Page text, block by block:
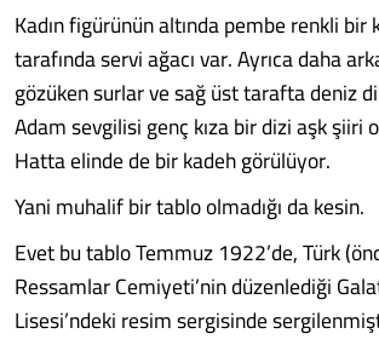
Kadın figürünün altında pembe renkli bir
tarafında servi ağacı var. Ayrıca daha
gözüken surlar ve sağ üst tarafta deniz
Adam sevgilisi genç kıza bir dizi aşk şiiri
Hatta elinde de bir kadeh görülüyor.
Yani muhalif bir tablo olmadığı da kesin.
Evet bu tablo Temmuz 1922’de, Türk
Ressamlar Cemiyeti’nin düzenlediği
Lisesi’ndeki resim sergisinde